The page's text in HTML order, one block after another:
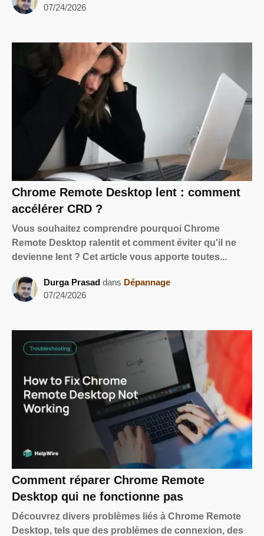
07/24/2026
Chrome Remote Desktop lent : comment
accélérer CRD ?
Vous souhaitez comprendre pourquoi Chrome
Remote Desktop ralentit et comment éviter qu'il ne
devienne lent ? Cet article vous apporte toutes...
Durga Prasad dans Dépannage
07/24/2026
Comment réparer Chrome Remote
Desktop qui ne fonctionne pas
Découvrez divers problèmes liés à Chrome Remote
Desktop, tels que des problèmes de connexion, des